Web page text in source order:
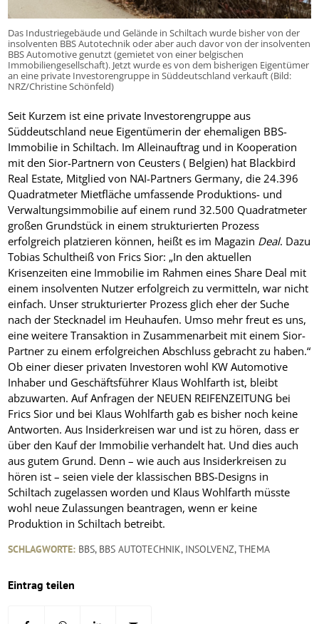
Das Industriegebäude und Gelände in Schiltach wurde bisher von der
insolventen BBS Autotechnik oder aber auch davor von der insolventen
BBS Automotive genutzt (gemietet von einer belgischen
Immobiliengesellschaft). Jetzt wurde es von dem bisherigen Eigentümer
an eine private Investorengruppe in Süddeutschland verkauft (Bild:
NRZ/Christine Schönfeld)
Seit Kurzem ist eine private Investorengruppe aus
Süddeutschland neue Eigentümerin der ehemaligen BBS-
Immobilie in Schiltach. Im Alleinauftrag und in Kooperation
mit den Sior-Partnern von Ceusters ( Belgien) hat Blackbird
Real Estate, Mitglied von NAI-Partners Germany, die 24.396
Quadratmeter Mietfläche umfassende Produktions- und
Verwaltungsimmobilie auf einem rund 32.500 Quadratmeter
großen Grundstück in einem strukturierten Prozess
erfolgreich platzieren können, heißt es im Magazin Deal. Dazu
Tobias Schultheiß von Frics Sior: „In den aktuellen
Krisenzeiten eine Immobilie im Rahmen eines Share Deal mit
einem insolventen Nutzer erfolgreich zu vermitteln, war nicht
einfach. Unser strukturierter Prozess glich eher der Suche
nach der Stecknadel im Heuhaufen. Umso mehr freut es uns,
eine weitere Transaktion in Zusammenarbeit mit einem Sior-
Partner zu einem erfolgreichen Abschluss gebracht zu haben.“
Ob einer dieser privaten Investoren wohl KW Automotive
Inhaber und Geschäftsführer Klaus Wohlfarth ist, bleibt
abzuwarten. Auf Anfragen der NEUEN REIFENZEITUNG bei
Frics Sior und bei Klaus Wohlfarth gab es bisher noch keine
Antworten. Aus Insiderkreisen war und ist zu hören, dass er
über den Kauf der Immobilie verhandelt hat. Und dies auch
aus gutem Grund. Denn – wie auch aus Insiderkreisen zu
hören ist – seien viele der klassischen BBS-Designs in
Schiltach zugelassen worden und Klaus Wohlfarth müsste
wohl neue Zulassungen beantragen, wenn er keine
Produktion in Schiltach betreibt.
SCHLAGWORTE: BBS, BBS AUTOTECHNIK, INSOLVENZ,THEMA
Eintrag teilen